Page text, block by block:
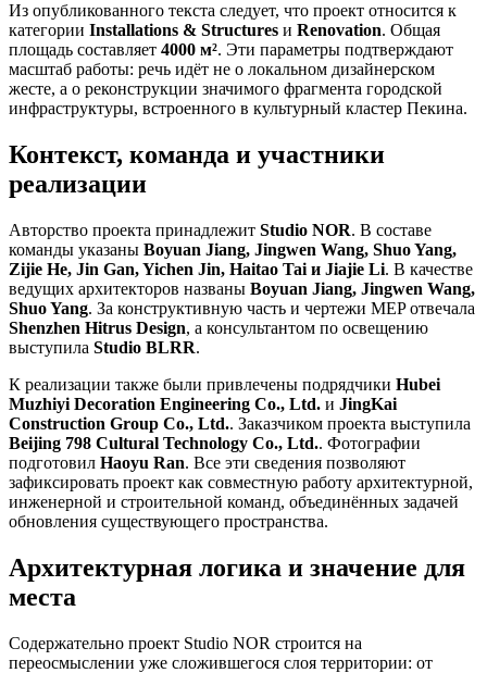
Из опубликованного текста следует, что проект относится к
категории Installations & Structures и Renovation. Общая
площадь составляет 4000 м². Эти параметры подтверждают
масштаб работы: речь идёт не о локальном дизайнерском
жесте, а о реконструкции значимого фрагмента городской
инфраструктуры, встроенного в культурный кластер Пекина.
Контекст, команда и участники
реализации
Авторство проекта принадлежит Studio NOR. В составе
команды указаны Boyuan Jiang, Jingwen Wang, Shuo Yang,
Zijie He, Jin Gan, Yichen Jin, Haitao Tai и Jiajie Li. В качестве
ведущих архитекторов названы Boyuan Jiang, Jingwen Wang,
Shuo Yang. За конструктивную часть и чертежи MEP отвечала
Shenzhen Hitrus Design, а консультантом по освещению
выступила Studio BLRR.
К реализации также были привлечены подрядчики Hubei
Muzhiyi Decoration Engineering Co., Ltd. и JingKai
Construction Group Co., Ltd.. Заказчиком проекта выступила
Beijing 798 Cultural Technology Co., Ltd.. Фотографии
подготовил Haoyu Ran. Все эти сведения позволяют
зафиксировать проект как совместную работу архитектурной,
инженерной и строительной команд, объединённых задачей
обновления существующего пространства.
Архитектурная логика и значение для
места
Содержательно проект Studio NOR строится на
переосмыслении уже сложившегося слоя территории: от